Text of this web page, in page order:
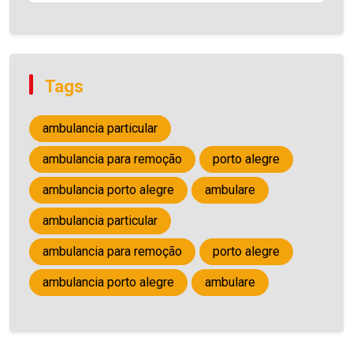
Tags
ambulancia particular
ambulancia para remoção porto alegre
ambulancia porto alegre ambulare
ambulancia particular
ambulancia para remoção porto alegre
ambulancia porto alegre ambulare